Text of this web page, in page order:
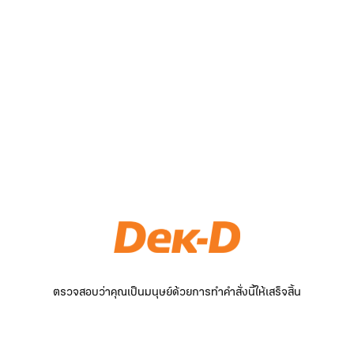
ตรวจสอบว่าคุณเป็นมนุษย์ด้วยการทำคำสั่งนี้ให้เสร็จสิ้น